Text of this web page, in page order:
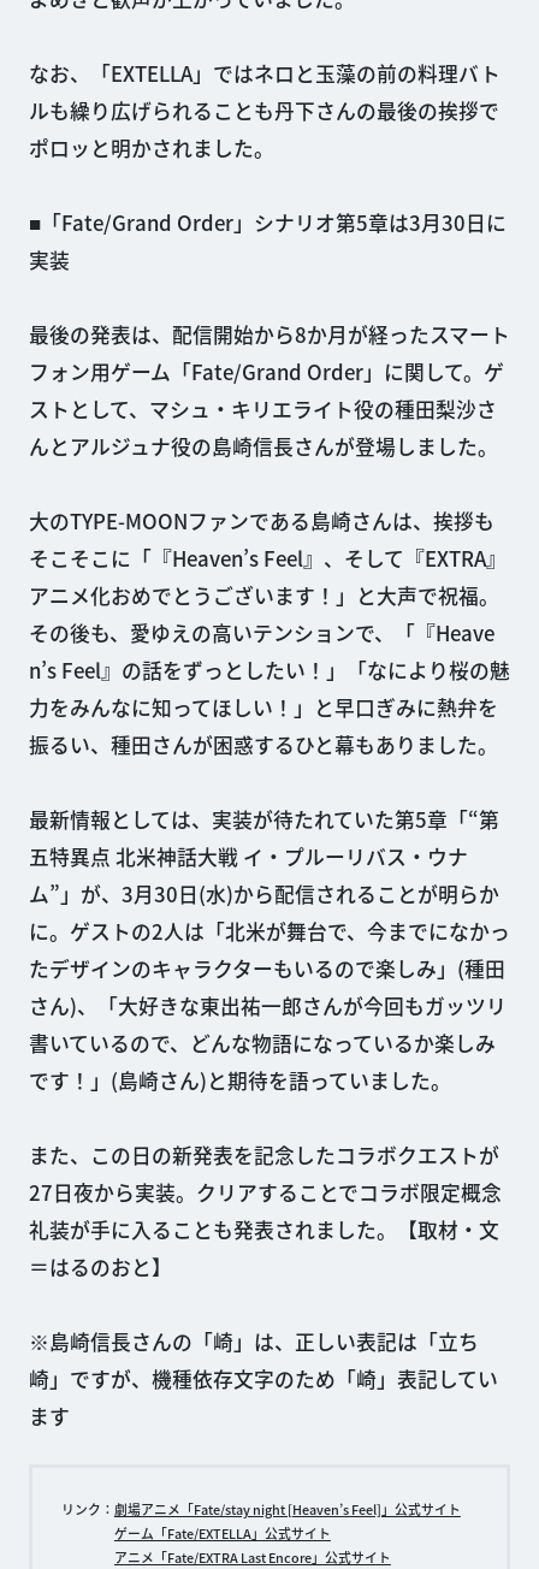
なお、「EXTELLA」ではネロと玉藻の前の料理バト
ルも繰り広げられることも丹下さんの最後の挨拶で
ポロッと明かされました。
■「Fate/Grand Order」シナリオ第5章は3月30日に
実装
最後の発表は、配信開始から8か月が経ったスマート
フォン用ゲーム「Fate/Grand Order」に関して。ゲ
ストとして、マシュ・キリエライト役の種田梨沙さ
んとアルジュナ役の島崎信長さんが登場しました。
大のTYPE-MOONファンである島崎さんは、挨拶も
そこそこに「『Heaven’s Feel』、そして『EXTRA』
アニメ化おめでとうございます！」と大声で祝福。
その後も、愛ゆえの高いテンションで、「『Heave
n’s Feel』の話をずっとしたい！」「なにより桜の魅
力をみんなに知ってほしい！」と早口ぎみに熱弁を
振るい、種田さんが困惑するひと幕もありました。
最新情報としては、実装が待たれていた第5章「“第
五特異点 北米神話大戦 イ・プルーリバス・ウナ
ム”」が、3月30日(水)から配信されることが明らか
に。ゲストの2人は「北米が舞台で、今までになかっ
たデザインのキャラクターもいるので楽しみ」(種田
さん)、「大好きな東出祐一郎さんが今回もガッツリ
書いているので、どんな物語になっているか楽しみ
です！」(島崎さん)と期待を語っていました。
また、この日の新発表を記念したコラボクエストが
27日夜から実装。クリアすることでコラボ限定概念
礼装が手に入ることも発表されました。【取材・文
＝はるのおと】
※島崎信長さんの「崎」は、正しい表記は「立ち
崎」ですが、機種依存文字のため「崎」表記してい
ます
リンク： 劇場アニメ「Fate/stay night [Heaven’s Feel]」公式サイト
ゲーム「Fate/EXTELLA」公式サイト
アニメ「Fate/EXTRA Last Encore」公式サイト